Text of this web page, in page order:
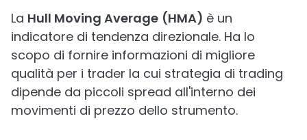
La Hull Moving Average (HMA) è un
indicatore di tendenza direzionale. Ha lo
scopo di fornire informazioni di migliore
qualità per i trader la cui strategia di trading
dipende da piccoli spread all'interno dei
movimenti di prezzo dello strumento.